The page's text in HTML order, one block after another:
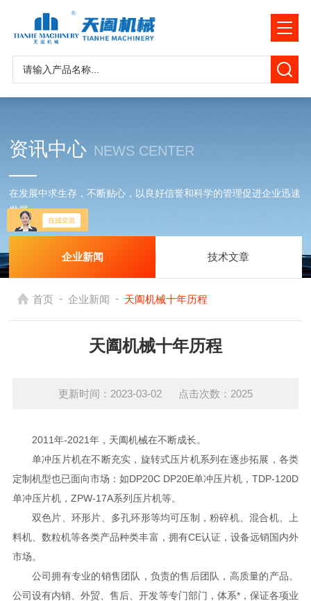
资讯中心 NEWS CENTER
在发展中求生存，不断贴心，以良好信誉和科学的管理促进企业迅速
发展
企业新闻 技术文章
首页 - 企业新闻 - 天阖机械十年历程
天阖机械十年历程
更新时间：2023-03-02 点击次数：2025
2011年-2021年，天阖机械在不断成长。
单冲压片机在不断充实，旋转式压片机系列在逐步拓展，各类
定制机型也已面向市场：如DP20C DP20E单冲压片机，TDP-120D
单冲压片机，ZPW-17A系列压片机等。
双色片、环形片、多孔环形等均可压制，粉碎机、混合机、上
料机、数粒机等各类产品种类丰富，拥有CE认证，设备远销国内外
市场。
公司拥有专业的销售团队，负责的售后团队，高质量的产品。
公司设有内销、外贸、售后、开发等专门部门，体系*，保证各项业